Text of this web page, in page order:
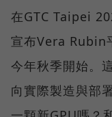
在GTC Taipei
宣布Vera Rubin
今年秋季開始。
向實際製造與部